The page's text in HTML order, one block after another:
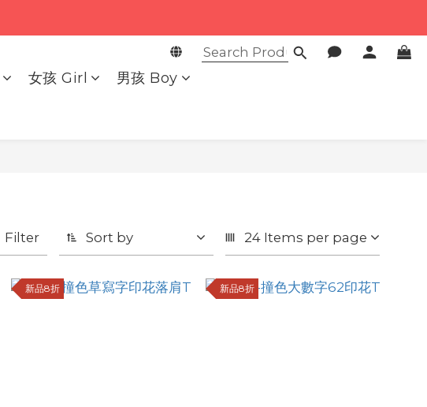
女孩 Girl 男孩 Boy
Filter Sort by 24 Items per page
新品8折 新品8折